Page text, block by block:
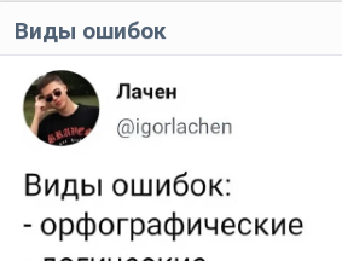
Виды ошибок